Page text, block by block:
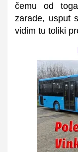
čemu od
zarade, usput
vidim tu toliki